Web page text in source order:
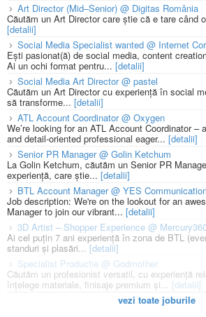
Art Director (Mid–Senior) @ Digitas România
Căutăm un Art Director care știe că e tare când
[detalii]
Social Media Specialist wanted @ Internet
Ești pasionat(ă) de social media, content
Ai un ochi format pentru... [detalii]
Social Media Art Director @ pastel
Căutăm un Art Director cu experiență în social
să transforme... [detalii]
ATL Account Coordinator @ Oxygen
We’re looking for an ATL Account Coordinator –
and detail-oriented professional eager... [detalii]
Senior PR Manager @ Golin Ketchum
La Golin Ketchum, căutăm un Senior PR
experiență, care știe... [detalii]
BTL Account Manager @ YES
Job description: We're on the lookout for an
Manager to join our vibrant... [detalii]
3D Artist – Shopper Experience @
Ai cel puțin 7 ani experiență în zona de BTL
standuri și plasări... [detalii]
Specialist Productie @ Godmother
Căutăm un profesionist versatil, cu experiență
înțelege materiale, finisaje premium și... [detalii]
vezi toate joburile